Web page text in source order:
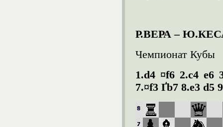
Р.ВЕРА –
Чемпионат Кубы
1.d4 ¤f6 2.c4 e6
7.¤f3 Ґb7 8.e3 d5